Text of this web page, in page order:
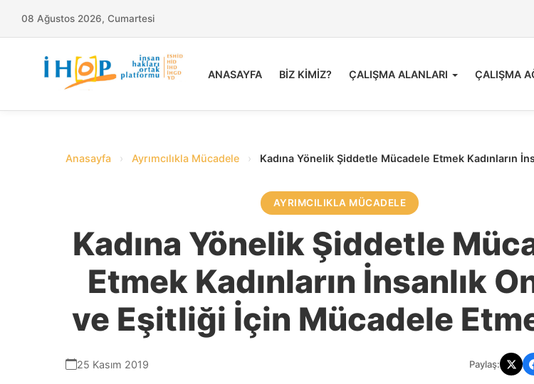
08 Ağustos 2026, Cumartesi
ANASAYFA BİZ KİMİZ? ÇALIŞMA ALANLARI ÇALIŞMA
Anasayfa › Ayrımcılıkla Mücadele › Kadına Yönelik Şiddetle Mücadele Etmek Kadınların
AYRIMCILIKLA MÜCADELE
Kadına Yönelik Şiddetle
Etmek Kadınların İnsanlık
ve Eşitliği İçin Mücadele
25 Kasım 2019 Paylaş: